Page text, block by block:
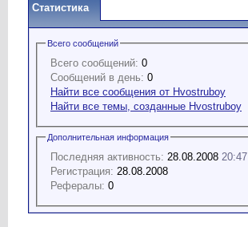
Статистика
Всего сообщений
Всего сообщений: 0
Сообщений в день: 0
Найти все сообщения от Hvostruboy
Найти все темы, созданные Hvostruboy
Дополнительная информация
Последняя активность: 28.08.2008 20:47
Регистрация: 28.08.2008
Рефералы: 0